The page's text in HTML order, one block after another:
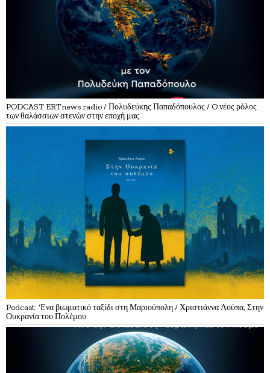
PODCAST ERTnews radio / Πολυδεύκης Παπαδόπουλος / O νέος ρόλος
των θαλάσσιων στενών στην εποχή μας
Podcast: ‘Ενα βιωματικό ταξίδι στη Μαριούπολη / Χριστιάννα Λούπα, Στην
Ουκρανία του Πολέμου